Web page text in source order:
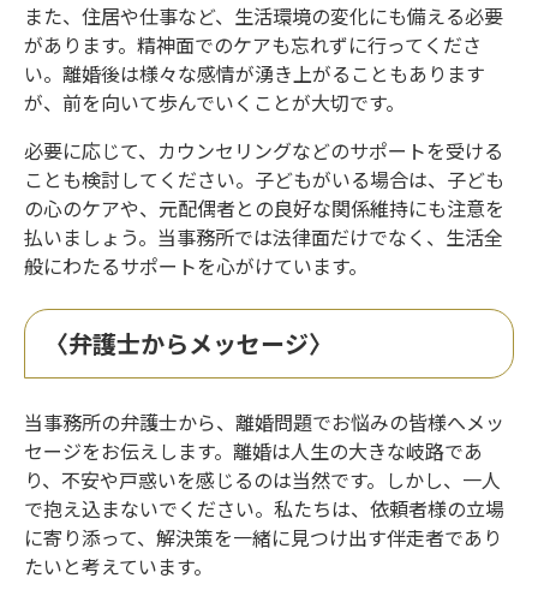
また、住居や仕事など、生活環境の変化にも備える必要
があります。精神面でのケアも忘れずに行ってくださ
い。離婚後は様々な感情が湧き上がることもあります
が、前を向いて歩んでいくことが大切です。
必要に応じて、カウンセリングなどのサポートを受ける
ことも検討してください。子どもがいる場合は、子ども
の心のケアや、元配偶者との良好な関係維持にも注意を
払いましょう。当事務所では法律面だけでなく、生活全
般にわたるサポートを心がけています。
〈弁護士からメッセージ〉
当事務所の弁護士から、離婚問題でお悩みの皆様へメッ
セージをお伝えします。離婚は人生の大きな岐路であ
り、不安や戸惑いを感じるのは当然です。しかし、一人
で抱え込まないでください。私たちは、依頼者様の立場
に寄り添って、解決策を一緒に見つけ出す伴走者であり
たいと考えています。